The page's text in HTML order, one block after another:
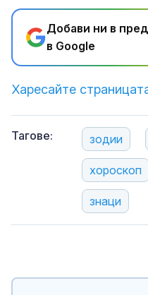
Добави ни в
в Google
Харесайте
Тагове: зодии
хороскоп
знаци